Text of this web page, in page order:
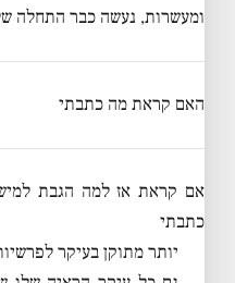
ומעשרות, נעשה כבר התחלה
האם קראת מה כתבתי
אם קראת אז למה הגבת
כתבתי
יותר מתוקן בעיקר